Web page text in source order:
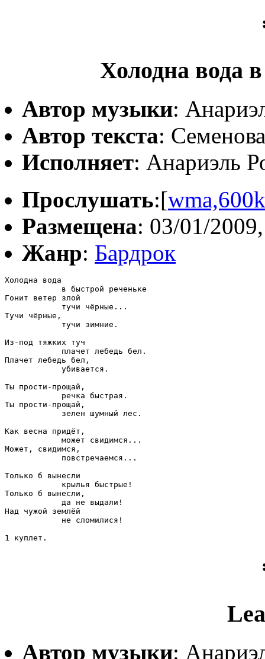
Холодна вода
Автор музыки:
Автор текста:
Исполняет: Анариэль
Прослушать:[wma,600k
Размещена: 03/01/
Жанр: Бардрок
Холодна вода
            в быстрой реченьке
Гонит ветер злой
            тучи чёрные...
Тучи чёрные,
            тучи зимние.
Из-под тяжких туч
            плачет лебедь бел.
Плачет лебедь бел,
            убивается.
Ты прости-прощай,
            речка быстрая.
Ты прости-прощай,
            зелен шумный лес.
Как весна придёт,
            может свидимся...
Может, свидимся,
            повстречаемся...
Только б вынесли
            крылья быстрые!
Только б вынесли,
            да не выдали!
Над чужой землёй
            не сломилися!
1 куплет.
Автор музыки: